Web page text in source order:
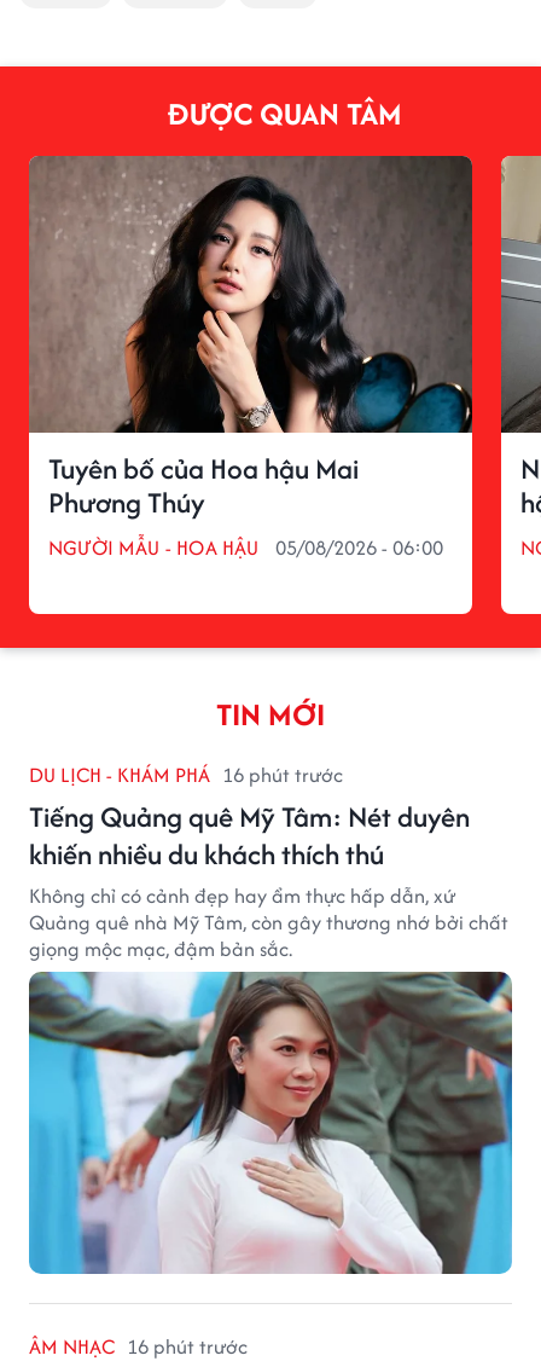
ĐƯỢC QUAN TÂM
Tuyên bố của Hoa hậu Mai
Phương Thúy
NGƯỜI MẪU - HOA HẬU 05/08/2026 - 06:00
TIN MỚI
DU LỊCH - KHÁM PHÁ 16 phút trước
Tiếng Quảng quê Mỹ Tâm: Nét duyên
khiến nhiều du khách thích thú
Không chỉ có cảnh đẹp hay ẩm thực hấp dẫn, xứ
Quảng quê nhà Mỹ Tâm, còn gây thương nhớ bởi chất
giọng mộc mạc, đậm bản sắc.
ÂM NHẠC 16 phút trước